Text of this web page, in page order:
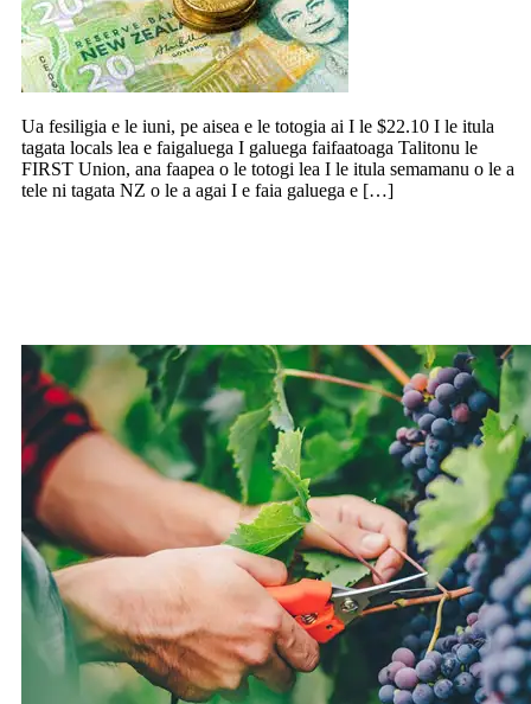
Ua fesiligia e le iuni, pe aisea e le totogia ai I le $22.10 I le itula
tagata locals lea e faigaluega I galuega faifaatoaga Talitonu le
FIRST Union, ana faapea o le totogi lea I le itula semamanu o le a
tele ni tagata NZ o le a agai I e faia galuega e […]